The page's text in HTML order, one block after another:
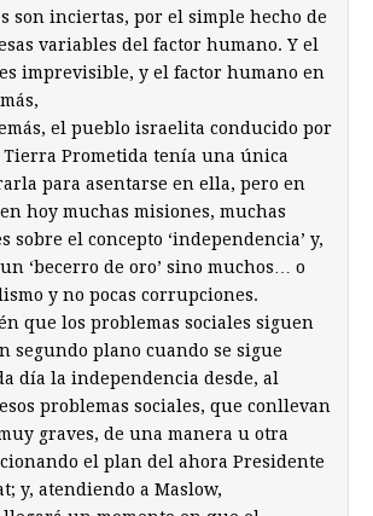
son inciertas, por el simple hecho de
variables del factor humano. Y el
imprevisible, y el factor humano en
el pueblo israelita conducido por
Tierra Prometida tenía una única
para asentarse en ella, pero en
hoy muchas misiones, muchas
sobre el concepto ‘independencia’ y,
‘becerro de oro’ sino muchos… o
y no pocas corrupciones.
que los problemas sociales siguen
segundo plano cuando se sigue
día la independencia desde, al
problemas sociales, que conllevan
graves, de una manera u otra
el plan del ahora Presidente
y, atendiendo a Maslow,